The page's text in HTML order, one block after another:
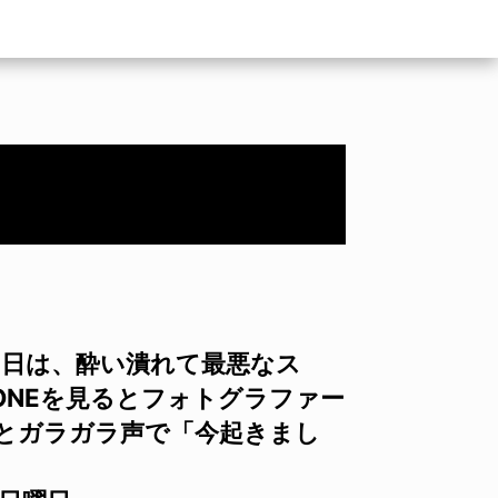
は、酔い潰れて最悪なス
を見るとフォトグラファー
ガラガラ声で「今起きまし